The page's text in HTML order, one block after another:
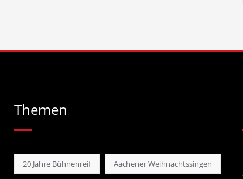
Themen
20 Jahre Bühnenreif Aachener Weihnachtssingen